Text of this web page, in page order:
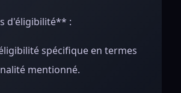
d'éligibilité** :
spécifique en termes
mentionné.